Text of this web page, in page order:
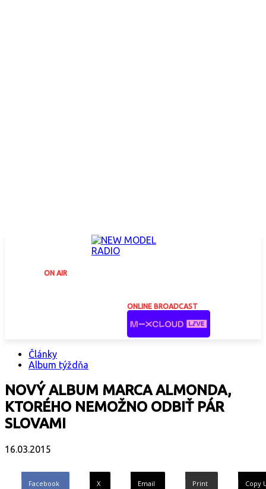
ON AIR
ONLINE BROADCAST
Články
Album týždňa
NOVÝ ALBUM MARCA ALMONDA,
KTORÉHO NEMOŽNO ODBIŤ PÁR
SLOVAMI
16.03.2015
Facebook X Email Print Copy